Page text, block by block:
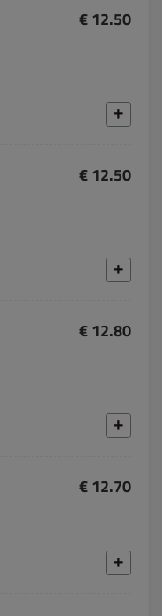
€ 12.50
€ 12.50
€ 12.80
€ 12.70